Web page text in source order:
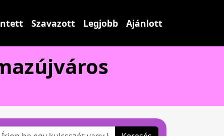
Szavazott Legjobb Ajánlott